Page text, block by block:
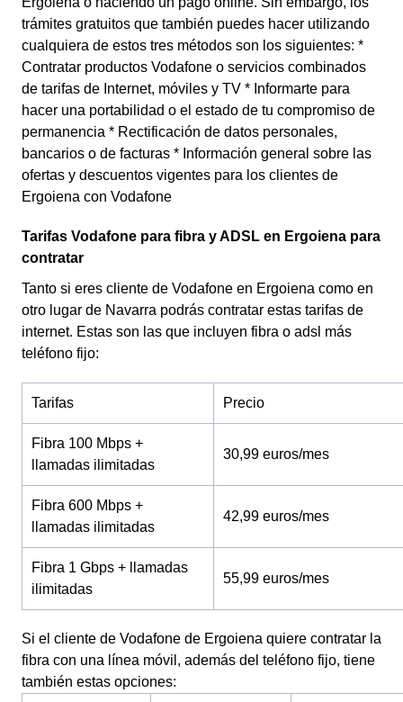
trámites gratuitos que también puedes hacer utilizando
cualquiera de estos tres métodos son los siguientes: *
Contratar productos Vodafone o servicios combinados
de tarifas de Internet, móviles y TV * Informarte para
hacer una portabilidad o el estado de tu compromiso de
permanencia * Rectificación de datos personales,
bancarios o de facturas * Información general sobre las
ofertas y descuentos vigentes para los clientes de
Ergoiena con Vodafone
Tarifas Vodafone para fibra y ADSL en Ergoiena para
contratar
Tanto si eres cliente de Vodafone en Ergoiena como en
otro lugar de Navarra podrás contratar estas tarifas de
internet. Estas son las que incluyen fibra o adsl más
teléfono fijo:
Tarifas Precio
Fibra 100 Mbps +
llamadas ilimitadas
30,99 euros/mes
Fibra 600 Mbps +
llamadas ilimitadas
42,99 euros/mes
Fibra 1 Gbps + llamadas
ilimitadas
55,99 euros/mes
Si el cliente de Vodafone de Ergoiena quiere contratar la
fibra con una línea móvil, además del teléfono fijo, tiene
también estas opciones: